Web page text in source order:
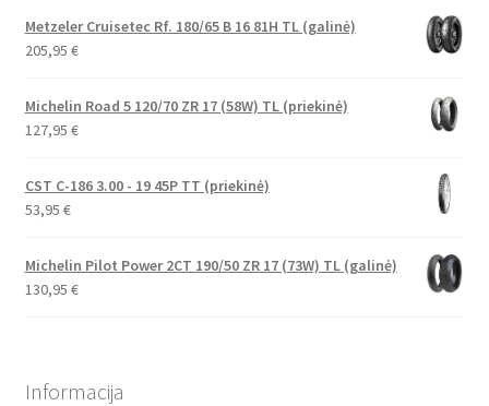
Metzeler Cruisetec Rf. 180/65 B 16 81H TL (galinė)
205,95 €
Michelin Road 5 120/70 ZR 17 (58W) TL (priekinė)
127,95 €
CST C-186 3.00 - 19 45P TT (priekinė)
53,95 €
Michelin Pilot Power 2CT 190/50 ZR 17 (73W) TL (galinė)
130,95 €
Informacija